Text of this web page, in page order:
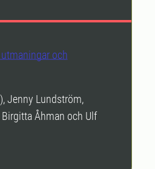
och
Jenny Lundström,
Åhman och Ulf